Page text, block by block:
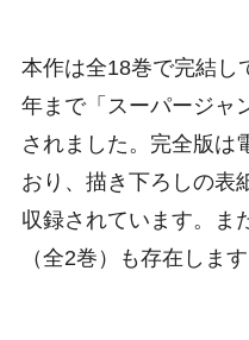
本作は全18巻で完結し
年まで「スーパージャ
されました。完全版は
おり、描き下ろしの表
収録されています。ま
（全2巻）も存在します